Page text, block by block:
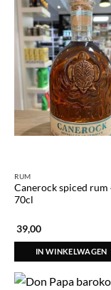
RUM
Canerock spiced rum
70cl
39,00
IN WINKELWAGEN